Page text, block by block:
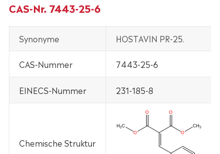
CAS-Nr. 7443-25-6
Synonyme HOSTAVIN PR-25.
CAS-Nummer 7443-25-6
EINECS-Nummer 231-185-8
Chemische Struktur